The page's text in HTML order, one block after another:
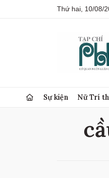
Thứ hai, 10/08/
Sự kiện Nữ Trí